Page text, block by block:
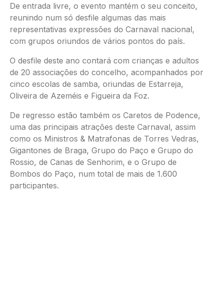
De entrada livre, o evento mantém o seu conceito,
reunindo num só desfile algumas das mais
representativas expressões do Carnaval nacional,
com grupos oriundos de vários pontos do país.
O desfile deste ano contará com crianças e adultos
de 20 associações do concelho, acompanhados por
cinco escolas de samba, oriundas de Estarreja,
Oliveira de Azeméis e Figueira da Foz.
De regresso estão também os Caretos de Podence,
uma das principais atrações deste Carnaval, assim
como os Ministros & Matrafonas de Torres Vedras,
Gigantones de Braga, Grupo do Paço e Grupo do
Rossio, de Canas de Senhorim, e o Grupo de
Bombos do Paço, num total de mais de 1.600
participantes.